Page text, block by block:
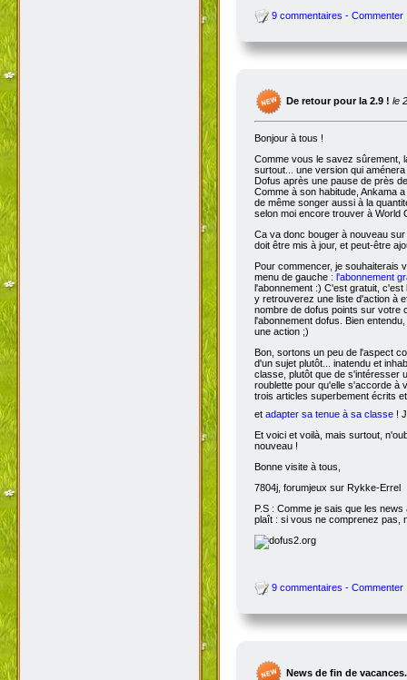
9 commentaires - Commenter
De retour pour la 2.9 ! le
Bonjour à tous !
Comme vous le savez sûrement,
surtout... une version qui
Dofus après une pause de près
Comme à son habitude, Ankama
de même songer aussi à la
selon moi encore trouver à World
Ca va donc bouger à nouveau
doit être mis à jour, et peut-être
Pour commencer, je
menu de gauche : l'abonnement
l'abonnement :) C'est gratuit,
y retrouverez une liste d'action à
nombre de dofus points sur votre
l'abonnement dofus. Bien
une action ;)
Bon, sortons un peu de l'aspect
d'un sujet plutôt... inatendu et
classe, plutôt que de s'intéresser
roublette pour qu'elle s'accorde à
trois articles superbement écrits
et adapter sa tenue à sa classe !
Et voici et voilà, mais surtout,
nouveau !
Bonne visite à tous,
7804j, forumjeux sur Rykke-Errel
P.S : Comme je sais que les
plaît : si vous ne comprenez pas,
9 commentaires - Commenter
News de fin de